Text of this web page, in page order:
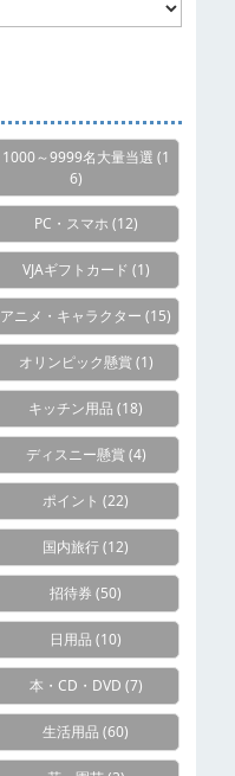
1000～9999名大量当選 (1
6)
PC・スマホ (12)
VJAギフトカード (1)
アニメ・キャラクター (15)
オリンピック懸賞(1)
キッチン用品 (18)
ディスニー懸賞(4)
ポイント (22)
国内旅行(12)
招待券 (50)
日用品 (10)
本・CD・DVD (7)
生活用品 (60)